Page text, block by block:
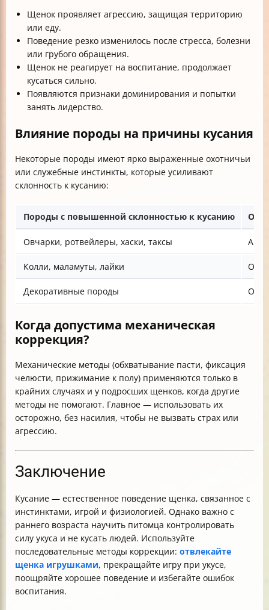
Щенок проявляет агрессию, защищая территорию
или еду.
Поведение резко изменилось после стресса, болезни
или грубого обращения.
Щенок не реагирует на воспитание, продолжает
кусаться сильно.
Появляются признаки доминирования и попытки
занять лидерство.
Влияние породы на причины кусания
Некоторые породы имеют ярко выраженные охотничьи
или служебные инстинкты, которые усиливают
склонность к кусанию:
Породы с повышенной склонностью к кусанию
Овчарки, ротвейлеры, хаски, таксы
Колли, маламуты, лайки
Декоративные породы
Когда допустима механическая
коррекция?
Механические методы (обхватывание пасти, фиксация
челюсти, прижимание к полу) применяются только в
крайних случаях и у подросших щенков, когда другие
методы не помогают. Главное — использовать их
осторожно, без насилия, чтобы не вызвать страх или
агрессию.
Заключение
Кусание — естественное поведение щенка, связанное с
инстинктами, игрой и физиологией. Однако важно с
раннего возраста научить питомца контролировать
силу укуса и не кусать людей. Используйте
последовательные методы коррекции: отвлекайте
щенка игрушками, прекращайте игру при укусе,
поощряйте хорошее поведение и избегайте ошибок
воспитания.